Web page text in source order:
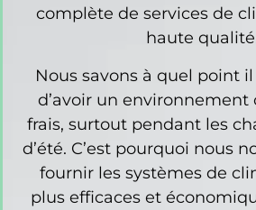
complète de services de
haute
Nous savons à quel point
d’avoir un
frais, surtout pendant les
d’été. C’est pourquoi nous
fournir les systèmes de
plus efficaces et